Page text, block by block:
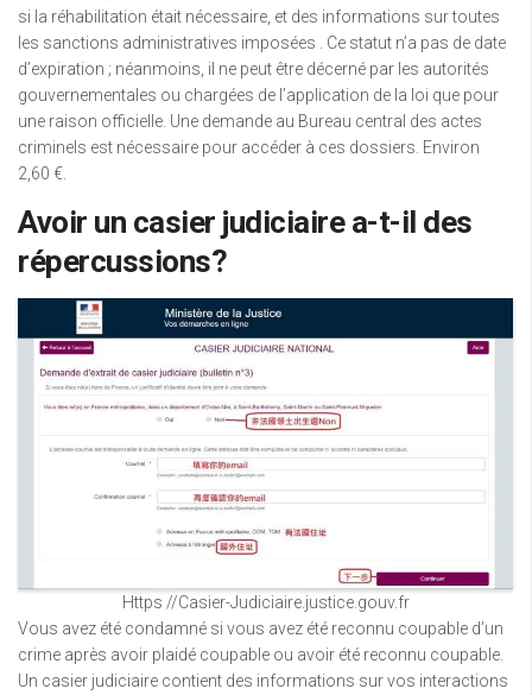
si la réhabilitation était nécessaire, et des informations sur toutes
les sanctions administratives imposées . Ce statut n’a pas de date
d’expiration ; néanmoins, il ne peut être décerné par les autorités
gouvernementales ou chargées de l’application de la loi que pour
une raison officielle. Une demande au Bureau central des actes
criminels est nécessaire pour accéder à ces dossiers. Environ
2,60 €.
Avoir un casier judiciaire a-t-il des
répercussions?
Https //Casier-Judiciaire.justice.gouv.fr
Vous avez été condamné si vous avez été reconnu coupable d’un
crime après avoir plaidé coupable ou avoir été reconnu coupable.
Un casier judiciaire contient des informations sur vos interactions